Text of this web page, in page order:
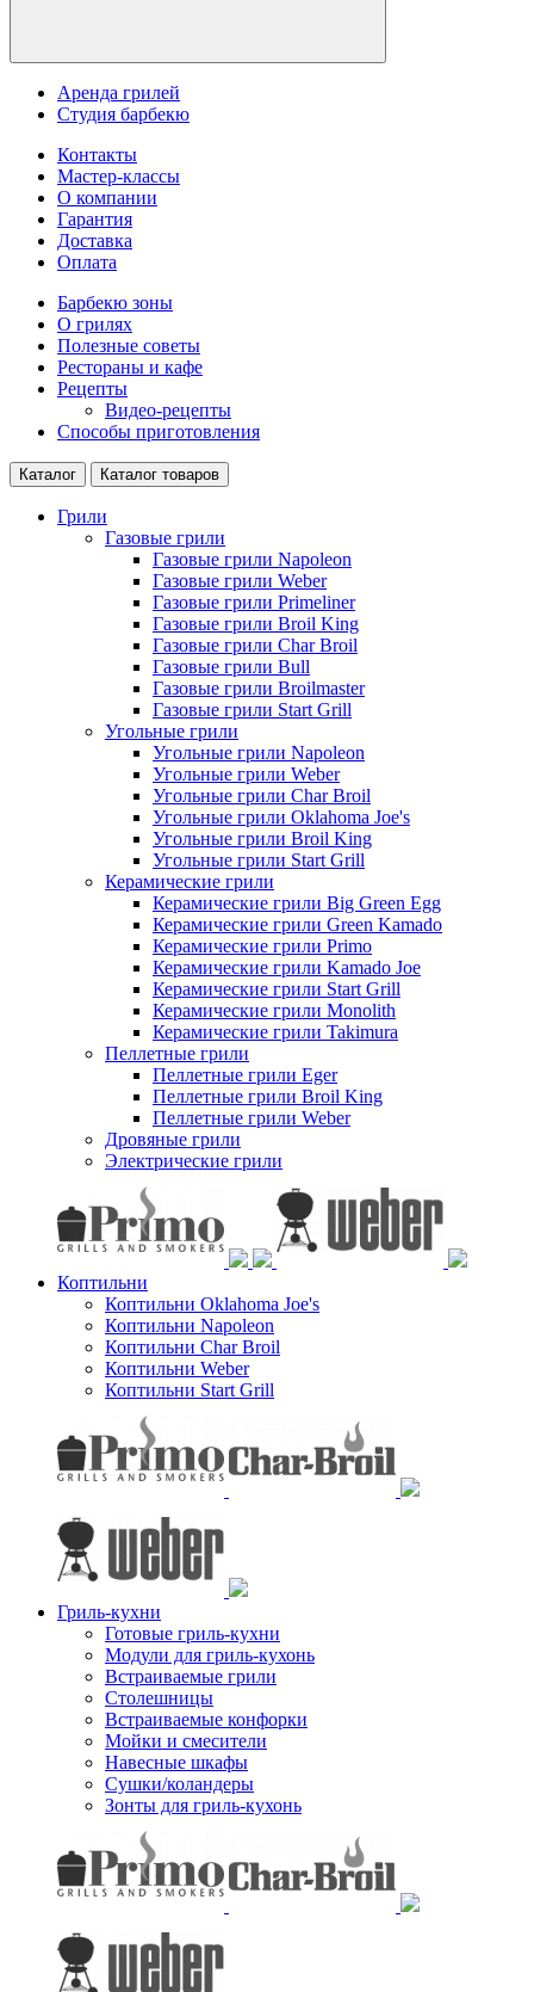
Аренда грилей
Студия барбекю
Контакты
Мастер-классы
О компании
Гарантия
Доставка
Оплата
Барбекю зоны
О грилях
Полезные советы
Рестораны и кафе
Рецепты
Видео-рецепты
Способы приготовления
Каталог Каталог товаров
Грили
Газовые грили
Газовые грили Napoleon
Газовые грили Weber
Газовые грили Primeliner
Газовые грили Broil King
Газовые грили Char Broil
Газовые грили Bull
Газовые грили Broilmaster
Газовые грили Start Grill
Угольные грили
Угольные грили Napoleon
Угольные грили Weber
Угольные грили Char Broil
Угольные грили Oklahoma Joe's
Угольные грили Broil King
Угольные грили Start Grill
Керамические грили
Керамические грили Big Green Egg
Керамические грили Green Kamado
Керамические грили Primo
Керамические грили Kamado Joe
Керамические грили Start Grill
Керамические грили Monolith
Керамические грили Takimura
Пеллетные грили
Пеллетные грили Eger
Пеллетные грили Broil King
Пеллетные грили Weber
Дровяные грили
Электрические грили
Коптильни
Коптильни Oklahoma Joe's
Коптильни Napoleon
Коптильни Char Broil
Коптильни Weber
Коптильни Start Grill
Гриль-кухни
Готовые гриль-кухни
Модули для гриль-кухонь
Встраиваемые грили
Столешницы
Встраиваемые конфорки
Мойки и смесители
Навесные шкафы
Сушки/коландеры
Зонты для гриль-кухонь